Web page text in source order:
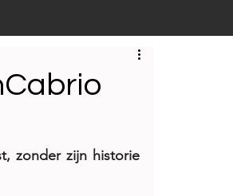
zonder zijn historie